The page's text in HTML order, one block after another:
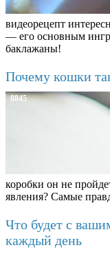
видеорецепт
— его основным
баклажаны!
Почему кошки
8845
коробки он не
явления? Самые
Что будет с
каждый день